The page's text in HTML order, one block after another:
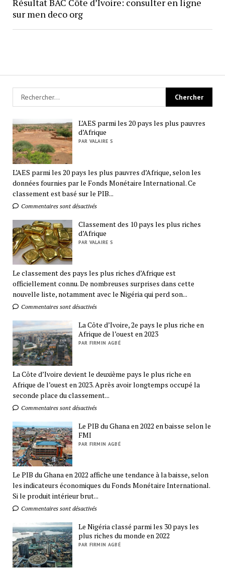
sur men deco org
L’AES parmi les 20 pays les plus pauvres
d’Afrique
PAR VALAIRE S
L’AES parmi les 20 pays les plus pauvres d’Afrique, selon les
données fournies par le Fonds Monétaire International. Ce
classement est basé sur le PIB...
Commentaires sont désactivés
Classement des 10 pays les plus riches
d’Afrique
PAR VALAIRE S
Le classement des pays les plus riches d’Afrique est
officiellement connu. De nombreuses surprises dans cette
nouvelle liste, notamment avec le Nigéria qui perd son...
Commentaires sont désactivés
La Côte d’Ivoire, 2e pays le plus riche en
Afrique de l’ouest en 2023
PAR FIRMIN AGBÉ
La Côte d’Ivoire devient le deuxième pays le plus riche en
Afrique de l’ouest en 2023. Après avoir longtemps occupé la
seconde place du classement...
Commentaires sont désactivés
Le PIB du Ghana en 2022 en baisse selon le
FMI
PAR FIRMIN AGBÉ
Le PIB du Ghana en 2022 affiche une tendance à la baisse, selon
les indicateurs économiques du Fonds Monétaire International.
Si le produit intérieur brut...
Commentaires sont désactivés
Le Nigéria classé parmi les 30 pays les
plus riches du monde en 2022
PAR FIRMIN AGBÉ